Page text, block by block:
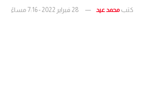
كتب محمد عيد 28 فبراير 2022 - 7:16 مساءً